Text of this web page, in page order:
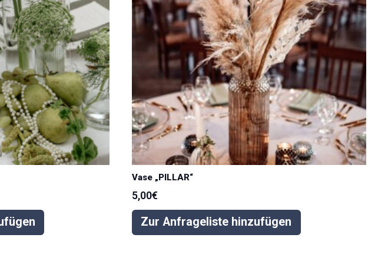
Vase „PILLAR“
5,00€
Zur Anfrageliste hinzufügen